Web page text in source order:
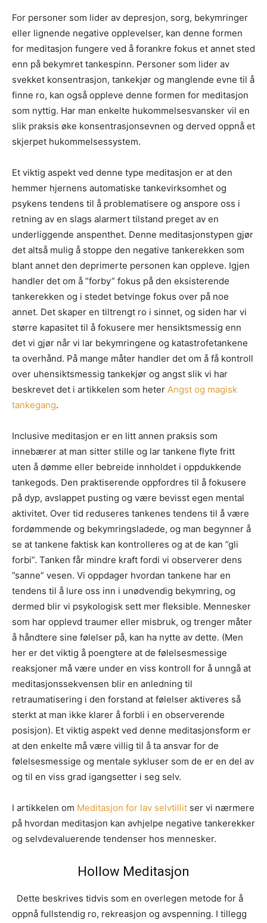
For personer som lider av depresjon, sorg, bekymringer
eller lignende negative opplevelser, kan denne formen
for meditasjon fungere ved å forankre fokus et annet sted
enn på bekymret tankespinn. Personer som lider av
svekket konsentrasjon, tankekjør og manglende evne til å
finne ro, kan også oppleve denne formen for meditasjon
som nyttig. Har man enkelte hukommelsesvansker vil en
slik praksis øke konsentrasjonsevnen og derved oppnå et
skjerpet hukommelsessystem.
Et viktig aspekt ved denne type meditasjon er at den
hemmer hjernens automatiske tankevirksomhet og
psykens tendens til å problematisere og anspore oss i
retning av en slags alarmert tilstand preget av en
underliggende anspenthet. Denne meditasjonstypen gjør
det altså mulig å stoppe den negative tankerekken som
blant annet den deprimerte personen kan oppleve. Igjen
handler det om å ”forby” fokus på den eksisterende
tankerekken og i stedet betvinge fokus over på noe
annet. Det skaper en tiltrengt ro i sinnet, og siden har vi
større kapasitet til å fokusere mer hensiktsmessig enn
det vi gjør når vi lar bekymringene og katastrofetankene
ta overhånd. På mange måter handler det om å få kontroll
over uhensiktsmessig tankekjør og angst slik vi har
beskrevet det i artikkelen som heter Angst og magisk
tankegang.
Inclusive meditasjon er en litt annen praksis som
innebærer at man sitter stille og lar tankene flyte fritt
uten å dømme eller bebreide innholdet i oppdukkende
tankegods. Den praktiserende oppfordres til å fokusere
på dyp, avslappet pusting og være bevisst egen mental
aktivitet. Over tid reduseres tankenes tendens til å være
fordømmende og bekymringsladede, og man begynner å
se at tankene faktisk kan kontrolleres og at de kan ”gli
forbi”. Tanken får mindre kraft fordi vi observerer dens
”sanne” vesen. Vi oppdager hvordan tankene har en
tendens til å lure oss inn i unødvendig bekymring, og
dermed blir vi psykologisk sett mer fleksible. Mennesker
som har opplevd traumer eller misbruk, og trenger måter
å håndtere sine følelser på, kan ha nytte av dette. (Men
her er det viktig å poengtere at de følelsesmessige
reaksjoner må være under en viss kontroll for å unngå at
meditasjonssekvensen blir en anledning til
retraumatisering i den forstand at følelser aktiveres så
sterkt at man ikke klarer å forbli i en observerende
posisjon). Et viktig aspekt ved denne meditasjonsform er
at den enkelte må være villig til å ta ansvar for de
følelsesmessige og mentale sykluser som de er en del av
og til en viss grad igangsetter i seg selv.
I artikkelen om Meditasjon for lav selvtillit ser vi nærmere
på hvordan meditasjon kan avhjelpe negative tankerekker
og selvdevaluerende tendenser hos mennesker.
Hollow Meditasjon
Dette beskrives tidvis som en overlegen metode for å
oppnå fullstendig ro, rekreasjon og avspenning. I tillegg